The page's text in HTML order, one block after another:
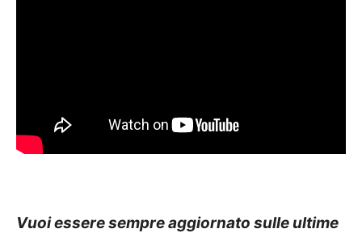
Vuoi essere sempre aggiornato sulle ultime